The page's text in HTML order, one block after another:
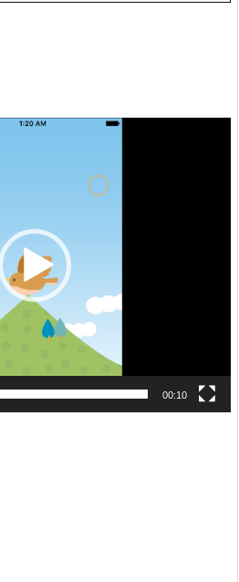
00:10